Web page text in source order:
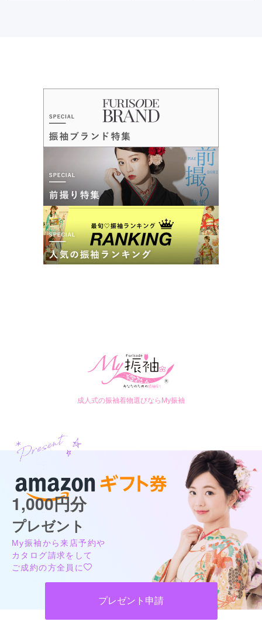
成人式の振袖着物選びならMy振袖
1,000円分
プレゼント
My振袖から来店予約や
カタログ請求をして
ご成約の方全員に
プレゼント申請